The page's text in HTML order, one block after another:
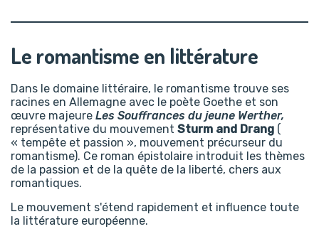
Le romantisme en littérature
Dans le domaine littéraire, le romantisme trouve ses
racines en Allemagne avec le poète Goethe et son
œuvre majeure Les Souffrances du jeune Werther,
représentative du mouvement Sturm and Drang (
« tempête et passion », mouvement précurseur du
romantisme). Ce roman épistolaire introduit les thèmes
de la passion et de la quête de la liberté, chers aux
romantiques.
Le mouvement s'étend rapidement et influence toute
la littérature européenne.